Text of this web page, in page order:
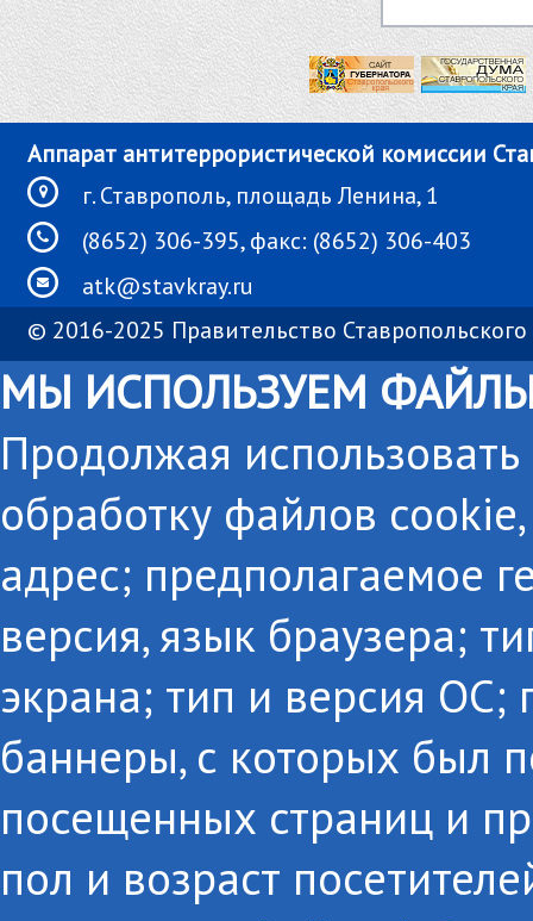
Аппарат антитеррористической комиссии
г. Ставрополь, площадь Ленина, 1
(8652) 306-395, факс: (8652) 306-403
atk@stavkray.ru
© 2016-2025 Правительство Ставропольского
МЫ ИСПОЛЬЗУЕМ ФАЙЛЫ
Продолжая
обработку файлов
адрес; предполагаемое
версия, язык браузера;
экрана; тип и версия
баннеры, с которых был
посещенных страниц и
пол и возраст